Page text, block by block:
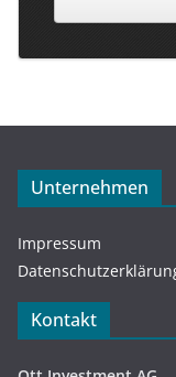
Unternehmen
Impressum
Kontakt